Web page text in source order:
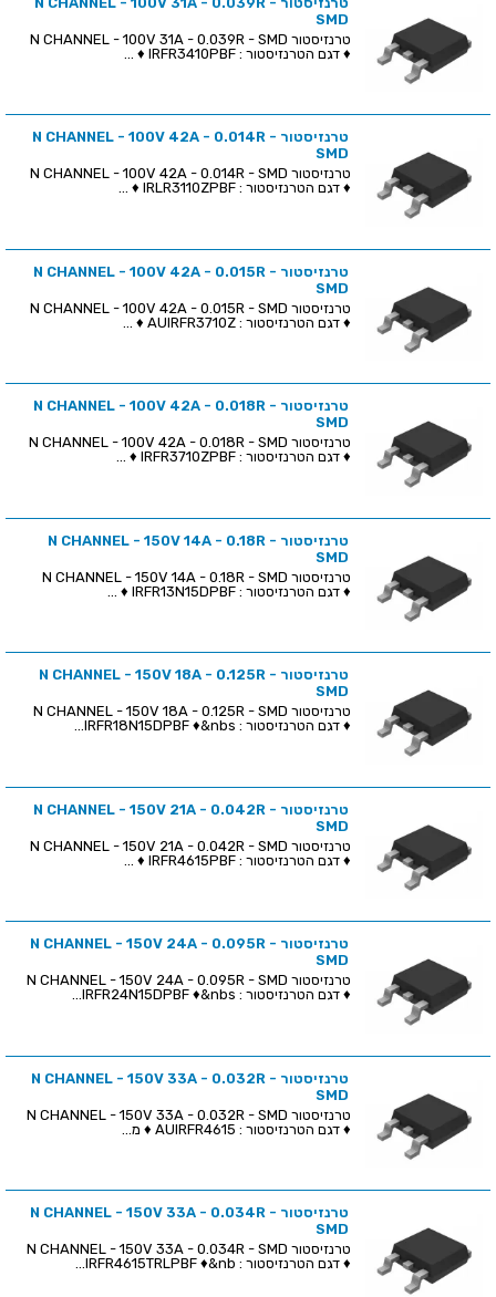
SMD
♦ דגם הטרנזיסטור : IRFR3410PBF ♦ ...
טרנזיסטור N CHANNEL - 100V 42A - 0.014R -
SMD
♦ דגם הטרנזיסטור : IRLR3110ZPBF ♦ ...
טרנזיסטור N CHANNEL - 100V 42A - 0.015R -
SMD
♦ דגם הטרנזיסטור : AUIRFR3710Z ♦ ...
טרנזיסטור N CHANNEL - 100V 42A - 0.018R -
SMD
♦ דגם הטרנזיסטור : IRFR3710ZPBF ♦ ...
טרנזיסטור N CHANNEL - 150V 14A - 0.18R -
SMD
♦ דגם הטרנזיסטור : IRFR13N15DPBF ♦ ...
טרנזיסטור N CHANNEL - 150V 18A - 0.125R -
SMD
♦ דגם הטרנזיסטור : IRFR18N15DPBF ♦&nbs...
טרנזיסטור N CHANNEL - 150V 21A - 0.042R -
SMD
♦ דגם הטרנזיסטור : IRFR4615PBF ♦ ...
טרנזיסטור N CHANNEL - 150V 24A - 0.095R -
SMD
♦ דגם הטרנזיסטור : IRFR24N15DPBF ♦&nbs...
טרנזיסטור N CHANNEL - 150V 33A - 0.032R -
SMD
♦ דגם הטרנזיסטור : AUIRFR4615 ♦ מ...
טרנזיסטור N CHANNEL - 150V 33A - 0.034R -
SMD
♦ דגם הטרנזיסטור : IRFR4615TRLPBF ♦&nb...